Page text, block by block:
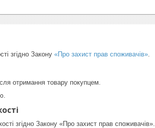
згідно Закону «Про захист прав споживачів».
отримання товару покупцем.
згідно Закону «Про захист прав споживачів».